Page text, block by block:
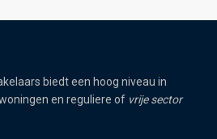
biedt een hoog niveau in
en reguliere of vrije sector